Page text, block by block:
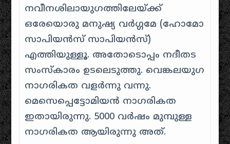
നവീനശിലായുഗത്തിലേയ്ക്ക്
ഒരേയൊരു മനുഷ്യ വർഗ്ഗമേ (ഹോമോ
സാപിയൻസ് സാപിയൻസ്)
എത്തിയുള്ളൂ. അതോടൊപ്പം നദീതട
സംസ്കാരം ഉടലെടുത്തു. വെങ്കലയുഗ
നാഗരികത വളർന്നു വന്നു.
മെസെപ്പെട്ടോമിയൻ നാഗരികത
ഇതായിരുന്നു. 5000 വർഷം മുമ്പുള്ള
നാഗരികത ആയിരുന്നു അത്.